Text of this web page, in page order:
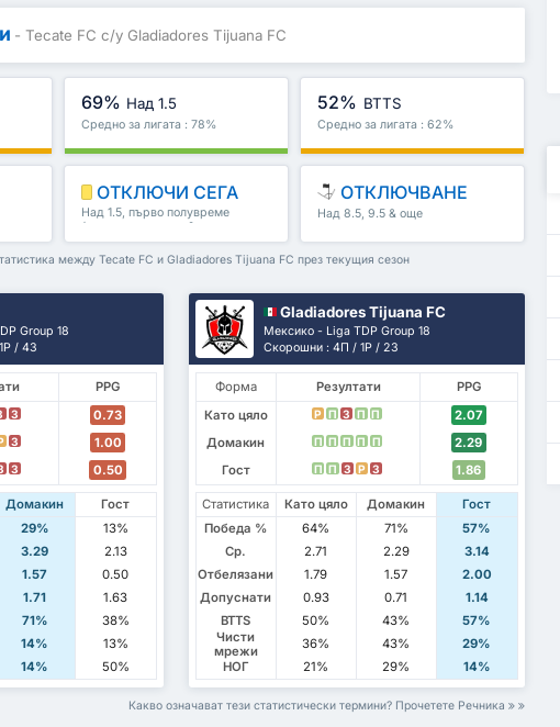
- Tecate FC с/у Gladiadores Tijuana FC
69% Над 1.5
Средно за лигата : 78%
52% BTTS
Средно за лигата : 62%
ОТКЛЮЧИ СЕГА
Над 1.5, първо полувреме
/второ полувреме & още
ОТКЛЮЧВАНЕ
Над 8.5, 9.5 & още
между Tecate FC и Gladiadores Tijuana FC през текущия сезон
Group 18
/ 4З
PPG
З
0.73
З
1.00
З 0.50
Домакин
Гост
29%
13%
3.29
2.13
1.57
0.50
1.71
1.63
71%
38%
14%
13%
14% 50%
Gladiadores Tijuana FC
Мексико - Liga TDP Group 18
Скорошни : 4П / 1P / 2З
Форма Резултати
PPG
Като цяло
P П З П П
2.07
Домакин
П П П П П
2.29
Гост
П П З P З 1.86
Статистика Като цяло Домакин
Гост
Победа %
64% 71%
57%
Ср.
2.71 2.29
3.14
Отбелязани
1.79 1.57
2.00
Допуснати
0.93 0.71
1.14
BTTS
50% 43%
57%
Чисти
мрежи
36% 43%
29%
НОГ
21% 29% 14%
Какво означават тези статистически термини? Прочетете Речника